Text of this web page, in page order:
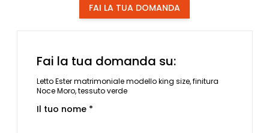
FAI LA TUA DOMANDA
Fai la tua domanda su:
Letto Ester matrimoniale modello king size, finitura
Noce Moro, tessuto verde
Il tuo nome *